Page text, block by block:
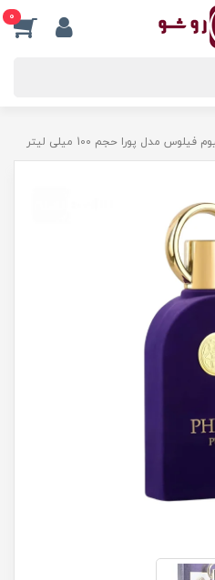
0
فیلوس مدل پورا حجم 100 میلی لیتر